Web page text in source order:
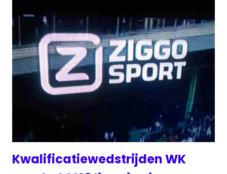
Kwalificatiewedstrijden WK